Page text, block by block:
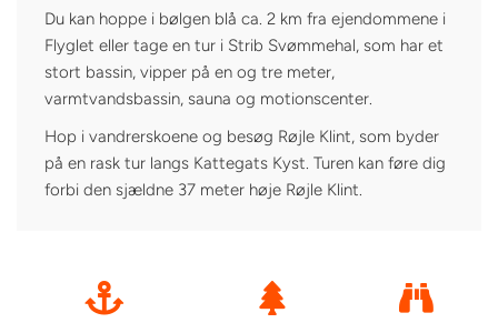
Du kan hoppe i bølgen blå ca. 2 km fra ejendommene i
Flyglet eller tage en tur i Strib Svømmehal, som har et
stort bassin, vipper på en og tre meter,
varmtvandsbassin, sauna og motionscenter.
Hop i vandrerskoene og besøg Røjle Klint, som byder
på en rask tur langs Kattegats Kyst. Turen kan føre dig
forbi den sjældne 37 meter høje Røjle Klint.